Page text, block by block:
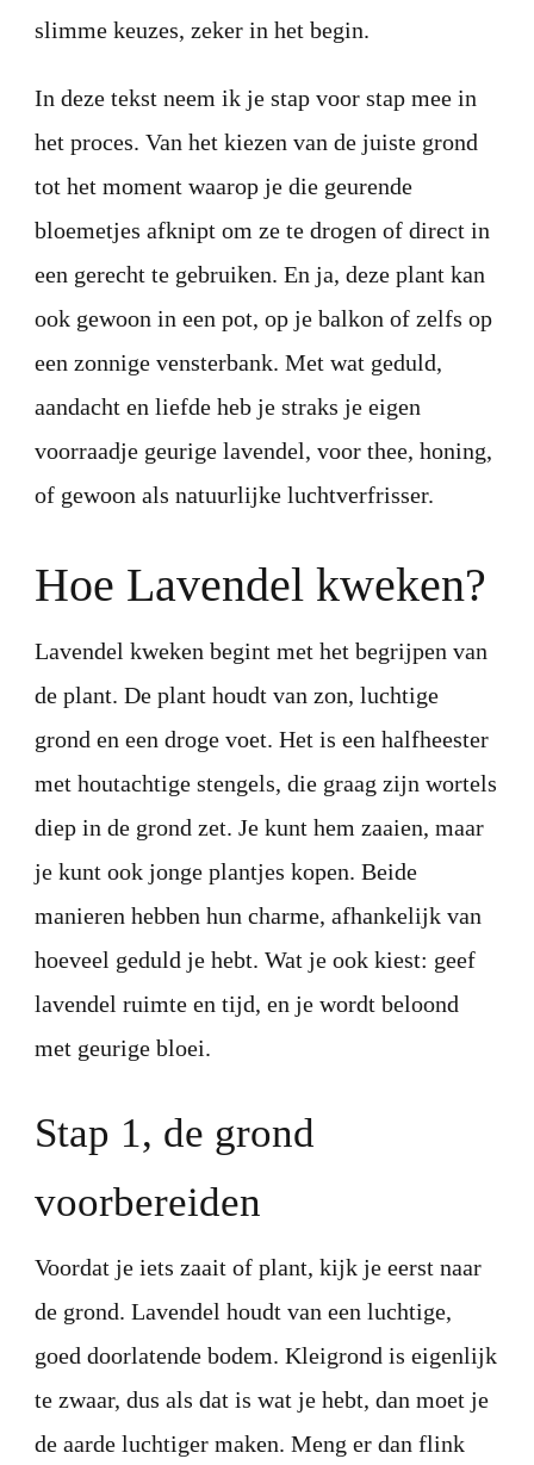
slimme keuzes, zeker in het begin.
In deze tekst neem ik je stap voor stap mee in
het proces. Van het kiezen van de juiste grond
tot het moment waarop je die geurende
bloemetjes afknipt om ze te drogen of direct in
een gerecht te gebruiken. En ja, deze plant kan
ook gewoon in een pot, op je balkon of zelfs op
een zonnige vensterbank. Met wat geduld,
aandacht en liefde heb je straks je eigen
voorraadje geurige lavendel, voor thee, honing,
of gewoon als natuurlijke luchtverfrisser.
Hoe Lavendel kweken?
Lavendel kweken begint met het begrijpen van
de plant. De plant houdt van zon, luchtige
grond en een droge voet. Het is een halfheester
met houtachtige stengels, die graag zijn wortels
diep in de grond zet. Je kunt hem zaaien, maar
je kunt ook jonge plantjes kopen. Beide
manieren hebben hun charme, afhankelijk van
hoeveel geduld je hebt. Wat je ook kiest: geef
lavendel ruimte en tijd, en je wordt beloond
met geurige bloei.
Stap 1, de grond
voorbereiden
Voordat je iets zaait of plant, kijk je eerst naar
de grond. Lavendel houdt van een luchtige,
goed doorlatende bodem. Kleigrond is eigenlijk
te zwaar, dus als dat is wat je hebt, dan moet je
de aarde luchtiger maken. Meng er dan flink